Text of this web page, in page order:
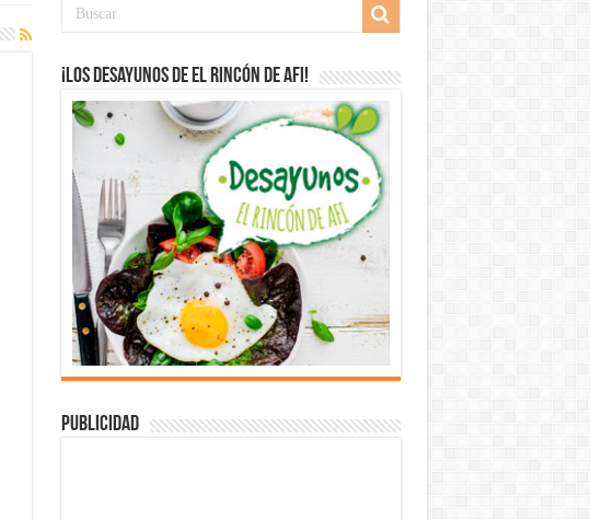
¡Los desayunos de El Rincón de Afi!
Publicidad